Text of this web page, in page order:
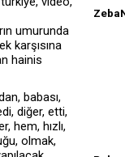
umurunda
karşısına
hainis